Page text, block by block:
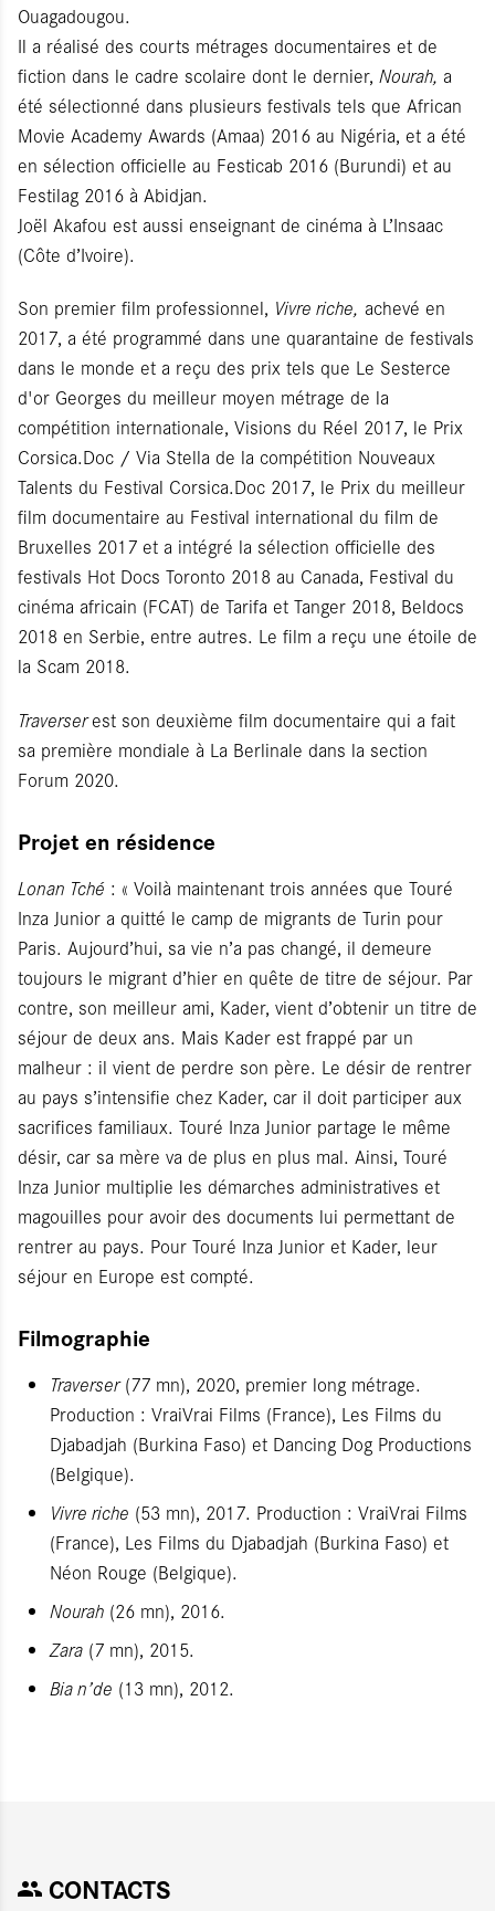
Ouagadougou.
Il a réalisé des courts métrages documentaires et de
fiction dans le cadre scolaire dont le dernier, Nourah, a
été sélectionné dans plusieurs festivals tels que African
Movie Academy Awards (Amaa) 2016 au Nigéria, et a été
en sélection officielle au Festicab 2016 (Burundi) et au
Festilag 2016 à Abidjan.
Joël Akafou est aussi enseignant de cinéma à L’Insaac
(Côte d’Ivoire).
Son premier film professionnel, Vivre riche, achevé en
2017, a été programmé dans une quarantaine de festivals
dans le monde et a reçu des prix tels que Le Sesterce
d'or Georges du meilleur moyen métrage de la
compétition internationale, Visions du Réel 2017, le Prix
Corsica.Doc / Via Stella de la compétition Nouveaux
Talents du Festival Corsica.Doc 2017, le Prix du meilleur
film documentaire au Festival international du film de
Bruxelles 2017 et a intégré la sélection officielle des
festivals Hot Docs Toronto 2018 au Canada, Festival du
cinéma africain (FCAT) de Tarifa et Tanger 2018, Beldocs
2018 en Serbie, entre autres. Le film a reçu une étoile de
la Scam 2018.
Traverserest son deuxième film documentaire qui a fait
sa première mondiale à La Berlinale dans la section
Forum 2020.
Projet en résidence
Lonan Tché : « Voilà maintenant trois années que Touré
Inza Junior a quitté le camp de migrants de Turin pour
Paris. Aujourd’hui, sa vie n’a pas changé, il demeure
toujours le migrant d’hier en quête de titre de séjour. Par
contre, son meilleur ami, Kader, vient d’obtenir un titre de
séjour de deux ans. Mais Kader est frappé par un
malheur : il vient de perdre son père. Le désir de rentrer
au pays s’intensifie chez Kader, car il doit participer aux
sacrifices familiaux. Touré Inza Junior partage le même
désir, car sa mère va de plus en plus mal. Ainsi, Touré
Inza Junior multiplie les démarches administratives et
magouilles pour avoir des documents lui permettant de
rentrer au pays. Pour Touré Inza Junior et Kader, leur
séjour en Europe est compté.
Filmographie
Traverser(77 mn), 2020, premier long métrage.
Production : VraiVrai Films (France), Les Films du
Djabadjah (Burkina Faso) et Dancing Dog Productions
(Belgique).
Vivre riche (53 mn), 2017. Production : VraiVrai Films
(France), Les Films du Djabadjah (Burkina Faso) et
Néon Rouge (Belgique).
Nourah(26 mn), 2016.
Zara(7 mn), 2015.
Bia n’de (13 mn), 2012.
CONTACTS